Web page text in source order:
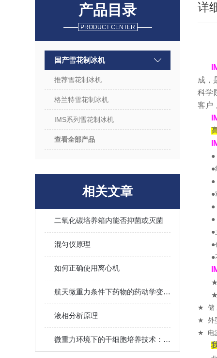
产品目录
PRODUCT CENTER
国产雪花制冰机
推荐雪花制冰机
格兰特雪花制冰机
IMS系列雪花制冰机
查看全部产品
相关文章
二氧化碳培养箱内能否抑菌或灭菌
混匀仪原理
如何正确使用离心机
航天微重力条件下药物的药动学变化研究进展
液相分析原理
微重力环境下的干细胞培养技术：研究进展与未来展望！
详
成，
科学
客户
●
●
●
●
●
●
●
●
●
★
★
储
★
外
★
电